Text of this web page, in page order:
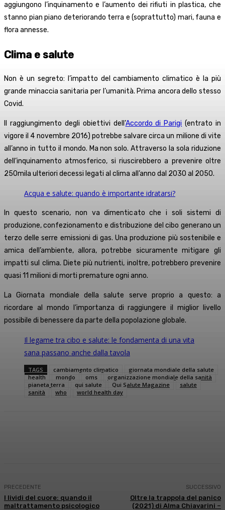
aggiungono l’inquinamento e l’aumento dei rifiuti in plastica, che
stanno pian piano deteriorando terra e (soprattutto) mari, fauna e
flora annesse.
Clima e salute
Non è un segreto: l’impatto del cambiamento climatico è la più
grande minaccia sanitaria per l’umanità. Prima ancora dello stesso
Covid.
Il raggiungimento degli obiettivi dell’Accordo di Parigi (entrato in
vigore il 4 novembre 2016) potrebbe salvare circa un milione di vite
all’anno in tutto il mondo. Ma non solo. Attraverso la sola riduzione
dell’inquinamento atmosferico, si riuscirebbero a prevenire oltre
250mila ulteriori decessi legati al clima all’anno dal 2030 al 2050.
Acqua e salute: quando è importante idratarsi?
In questo scenario, non va dimenticato che i soli sistemi di
produzione, confezionamento e distribuzione del cibo generano un
terzo delle serre emissioni di gas. Una produzione più sostenibile e
amica dell’ambiente, allora, potrebbe sicuramente mitigare gli
impatti sul clima. Diete più nutrienti, inoltre, potrebbero prevenire
quasi 11 milioni di morti premature ogni anno.
La Giornata mondiale della salute serve proprio a questo: a
ricordare al mondo l’importanza di raggiungere il miglior livello
possibile di benessere da parte della popolazione globale.
Il legame tra cibo e salute: le fondamenta di una vita
sana passano anche dalla tavola
TAGS cambiamento climatico
giornata mondiale della salute
health
mondo oms
organizzazione mondiale della sanità
pianeta terra
qui salute Qui Salute Magazine
salute
sanità
who world health day
PRECEDENTE
I lividi del cuore: quando il
maltrattamento psicologico
SUCCESSIVO
Oltre la trappola del panico
(2021) di Alma Chiavarini –